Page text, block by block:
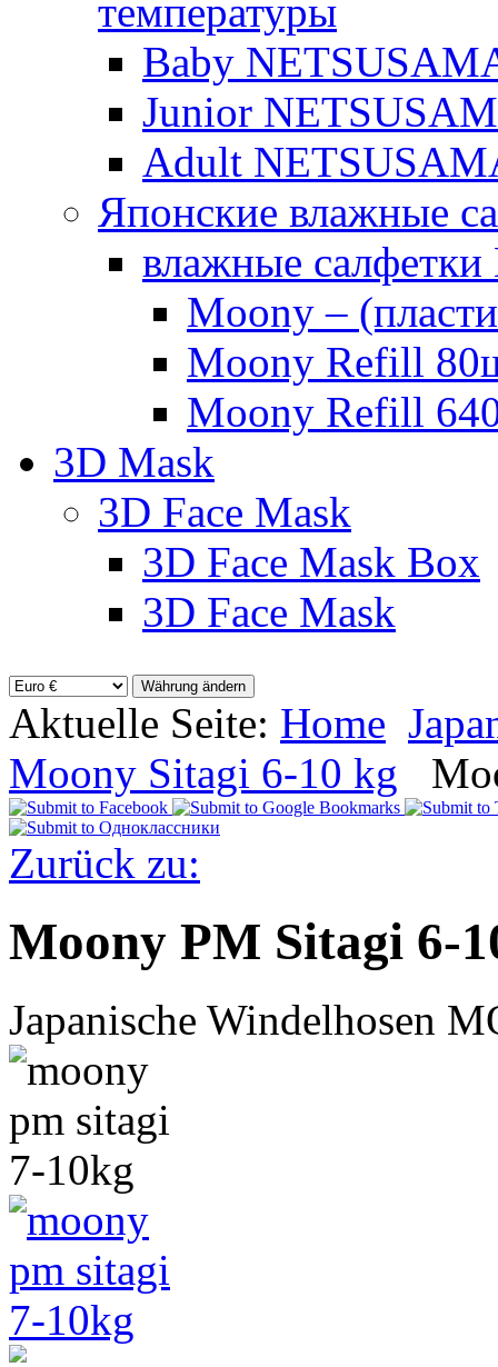
температуры
Baby
Junior
Adult
Японские влажные
влажные
Moony –
Moony Refill
Moony Refill
3D Mask
3D Face Mask
3D Face Mask Box
3D Face Mask
Aktuelle Seite: Home
Moony Sitagi 6-10 kg
Zurück zu:
Moony PM Sitagi 6-
Japanische Windelhosen